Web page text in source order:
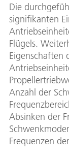
Die
signifikanten
Flügels.
Eigenschaften
Anzahl der
Absinken der
Frequenzen